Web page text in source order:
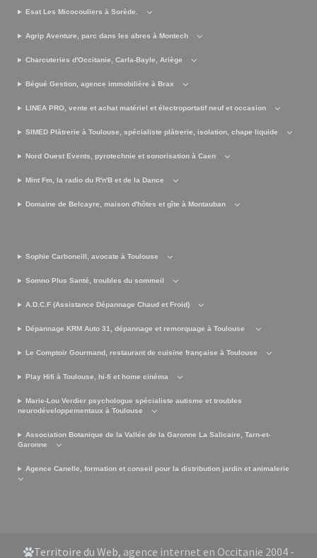
Esat Les Micocouliers à Sorède.
Agrip Aventure, parc dans les abres à Montech
Charcuteries d'Occitanie, Carla-Bayle, Ariège
Bégué Gestion, agence immobilière à Brax
LINEA PRO, vente et achat matériel et électroportatif neuf et occasion
SIMED Plâtrerie à Toulouse, spécialiste plâtrerie, isolation, chape liquide
Nord Ouest Events, pyrotechnie et sonorisation à Caen
Mint Fm, la radio du R'n'B et de la Dance
Domaine de Belcayre, maison d'hôtes et gîte à Montauban
Sophie Carboneill, avocate à Toulouse
Somno Plus Santé, troubles du sommeil
A.D.C.F (Assistance Dépannage Chaud et Froid)
Dépannage KRM Auto 31, dépannage et remorquage à Toulouse
Le Comptoir Gourmand, restaurant de cuisine française à Toulouse
Play Hifi à Toulouse, hi-fi et home cinéma
Marie-Lou Verdier psychologue spécialiste autisme et troubles
neurodéveloppementaux à Toulouse
Association Botanique de la Vallée de la Garonne La Salicaire, Tarn-et-
Garonne
Agence Canelle, formation et conseil pour la distribution jardin et animalerie
Territoire du Web, agence internet en Occitanie 2004 -